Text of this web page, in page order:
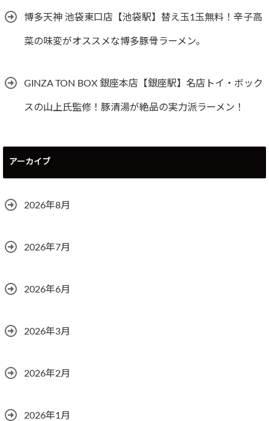
博多天神 池袋東口店【池袋駅】替え玉1玉無料！辛子高
菜の味変がオススメな博多豚骨ラーメン。
GINZA TON BOX 銀座本店【銀座駅】名店トイ・ボック
スの山上氏監修！豚清湯が絶品の実力派ラーメン！
アーカイブ
2026年8月
2026年7月
2026年6月
2026年3月
2026年2月
2026年1月